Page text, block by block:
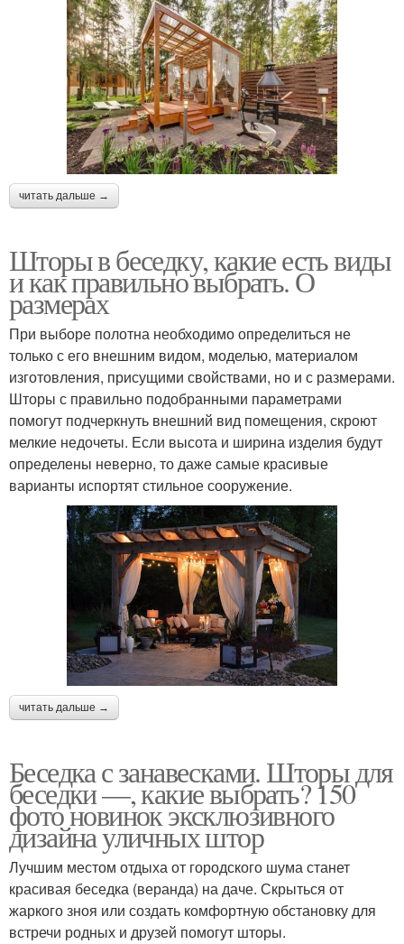
читать дальше →
Шторы в беседку, какие есть виды
и как правильно выбрать. О
размерах
При выборе полотна необходимо определиться не
только с его внешним видом, моделью, материалом
изготовления, присущими свойствами, но и с размерами.
Шторы с правильно подобранными параметрами
помогут подчеркнуть внешний вид помещения, скроют
мелкие недочеты. Если высота и ширина изделия будут
определены неверно, то даже самые красивые
варианты испортят стильное сооружение.
читать дальше →
Беседка с занавесками. Шторы для
беседки —, какие выбрать? 150
фото новинок эксклюзивного
дизайна уличных штор
Лучшим местом отдыха от городского шума станет
красивая беседка (веранда) на даче. Скрыться от
жаркого зноя или создать комфортную обстановку для
встречи родных и друзей помогут шторы.